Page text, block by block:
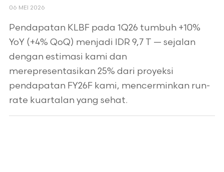
06 MEI 2026
Pendapatan KLBF pada 1Q26 tumbuh +10%
YoY (+4% QoQ) menjadi IDR 9,7 T — sejalan
dengan estimasi kami dan
merepresentasikan 25% dari proyeksi
pendapatan FY26F kami, mencerminkan run-
rate kuartalan yang sehat.